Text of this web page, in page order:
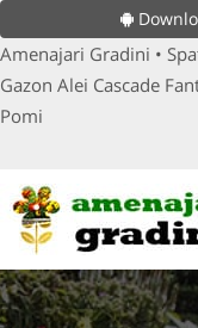
Amenajari Gradini •
Gazon Alei Cascade
Pomi